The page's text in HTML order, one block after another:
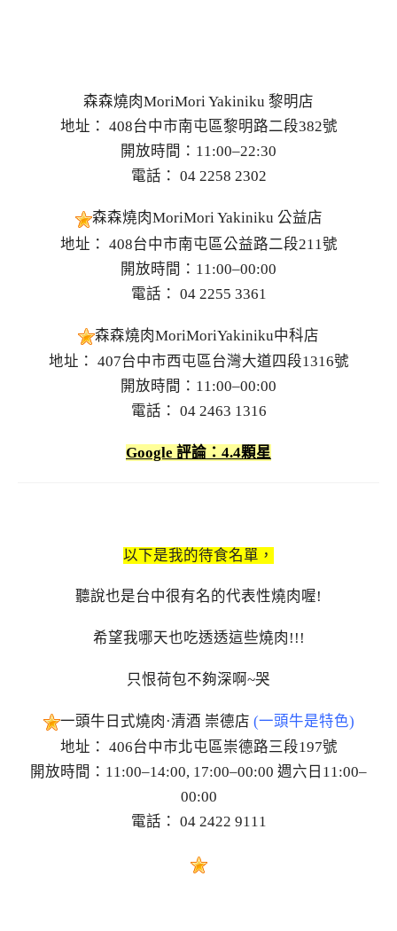
森森燒肉MoriMori Yakiniku 黎明店
地址： 408台中市南屯區黎明路二段382號
開放時間：11:00–22:30
電話： 04 2258 2302
森森燒肉MoriMori Yakiniku 公益店
地址： 408台中市南屯區公益路二段211號
開放時間：11:00–00:00
電話： 04 2255 3361
森森燒肉MoriMoriYakiniku中科店
地址： 407台中市西屯區台灣大道四段1316號
開放時間：11:00–00:00
電話： 04 2463 1316
Google 評論：4.4顆星
以下是我的待食名單，
聽說也是台中很有名的代表性燒肉喔!
希望我哪天也吃透透這些燒肉!!!
只恨荷包不夠深啊~哭
一頭牛日式燒肉·清酒 崇德店 (一頭牛是特色)
地址： 406台中市北屯區崇德路三段197號
開放時間：11:00–14:00, 17:00–00:00 週六日11:00–
00:00
電話： 04 2422 9111